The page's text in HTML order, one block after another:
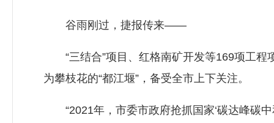
谷雨刚过，捷报传来——
“三结合”项目、红格南矿开发等169项工程
为攀枝花的“都江堰”，备受全市上下关注。
“2021年，市委市政府抢抓国家‘碳达峰碳中